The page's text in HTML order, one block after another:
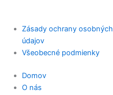
Zásady ochrany osobných
údajov
Všeobecné podmienky
Domov
O nás